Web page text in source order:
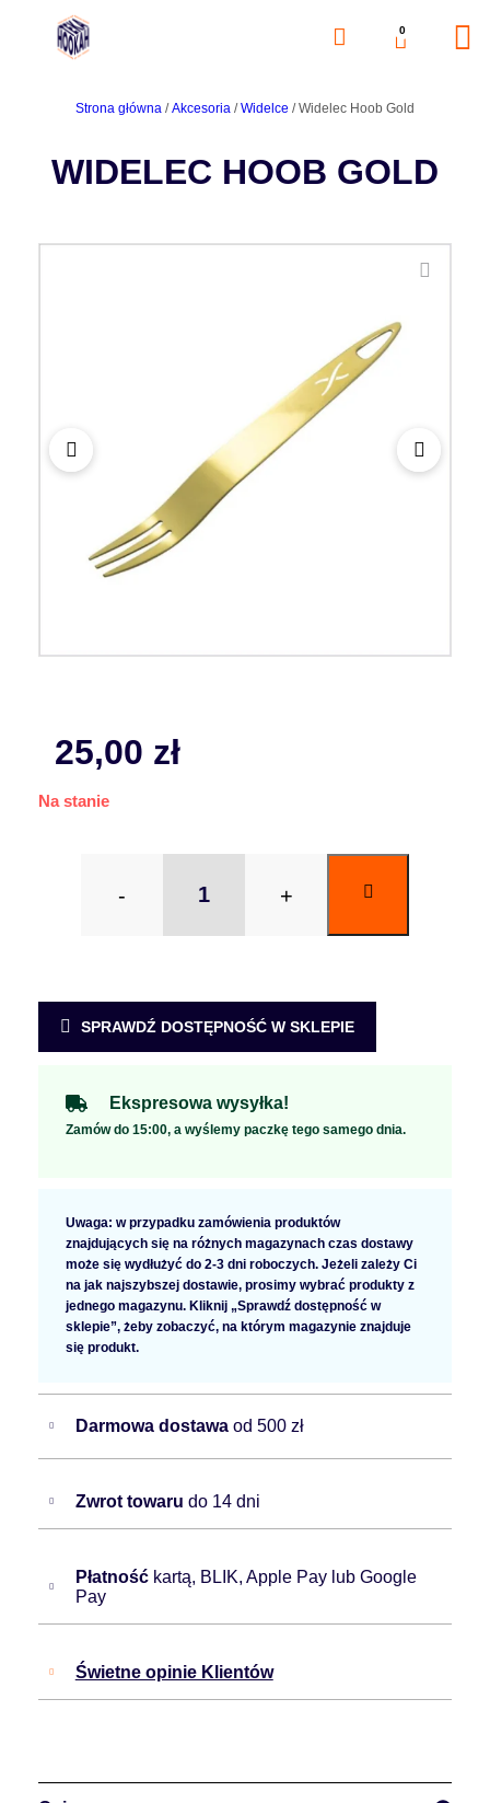
0
Strona główna /Akcesoria /Widelce / Widelec Hoob Gold
WIDELEC HOOB GOLD
25,00 zł
Na stanie
- +
SPRAWDŹ DOSTĘPNOŚĆ W SKLEPIE
Ekspresowa wysyłka!
Zamów do 15:00, a wyślemy paczkę tego samego dnia.
Uwaga: w przypadku zamówienia produktów
znajdujących się na różnych magazynach czas dostawy
może się wydłużyć do 2-3 dni roboczych. Jeżeli zależy Ci
na jak najszybszej dostawie, prosimy wybrać produkty z
jednego magazynu. Kliknij „Sprawdź dostępność w
sklepie”, żeby zobaczyć, na którym magazynie znajduje
się produkt.
Darmowa dostawa od 500 zł
Zwrot towaru do 14 dni
Płatność kartą, BLIK, Apple Pay lub Google
Pay
Świetne opinie Klientów